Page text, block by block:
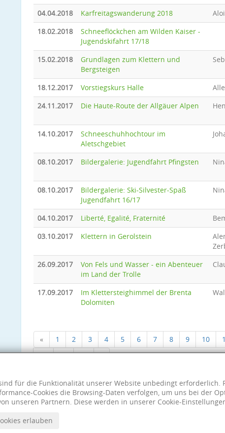
04.04.2018
Karfreitagswanderung 2018
18.02.2018
Schneeflöckchen am Wilden Kaiser -
Jugendskifahrt 17/18
15.02.2018
Grundlagen zum Klettern und
Bergsteigen
18.12.2017
Vorstiegskurs Halle
24.11.2017
Die Haute-Route der Allgäuer Alpen
14.10.2017
Schneeschuhhochtour im
Aletschgebiet
08.10.2017
Bildergalerie: Jugendfahrt Pfingsten
08.10.2017
Bildergalerie: Ski-Silvester-Spaß
Jugendfahrt 16/17
04.10.2017 Liberté, Egalité, Fraternité
03.10.2017
Klettern in Gerolstein
26.09.2017
Von Fels und Wasser - ein Abenteuer
im Land der Trolle
17.09.2017
Im Klettersteighimmel der Brenta
Dolomiten
« 1 2 3 4 5 6 7 8 9 10
18
19 20
»
für die Funktionalität unserer Website unbedingt erforderlich.
Cookies die Browsing-Daten verfolgen, um uns bei der
unseren Partnern. Diese werden in unserer Cookie-
erlauben